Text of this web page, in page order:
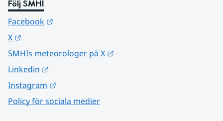
Följ SMHI
Facebook
X
SMHIs meteorologer på X
Linkedin
Instagram
Policy för sociala medier